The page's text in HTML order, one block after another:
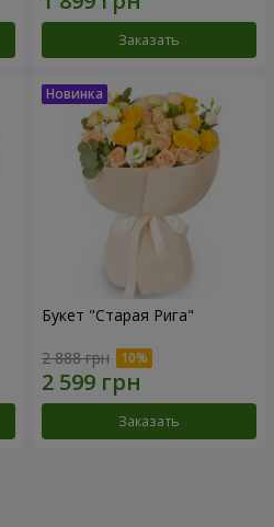
Заказать
Букет "Старая Рига"
2 888 грн
Заказать